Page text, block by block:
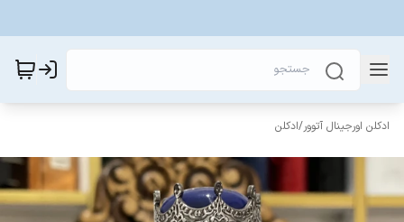
ادکلن اورجینال آتوور/ادکلن